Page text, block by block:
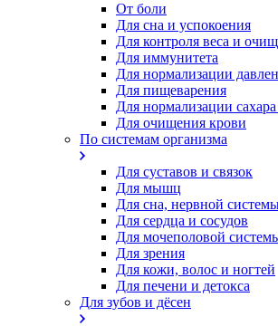
От боли
Для сна и успокоения
Для контроля веса и
Для иммунитета
Для нормализации
Для пищеварения
Для нормализации
Для очищения крови
По системам организма
Для суставов и связок
Для мышц
Для сна, нервной
Для сердца и сосудов
Для мочеполовой
Для зрения
Для кожи, волос и ногтей
Для печени и детокса
Для зубов и дёсен